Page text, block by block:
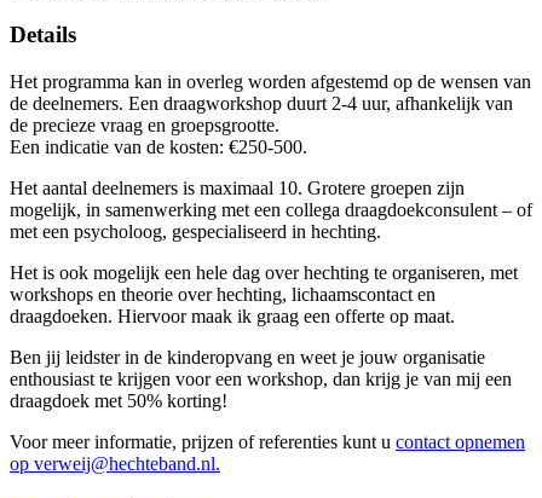
Details
Het programma kan in overleg worden afgestemd op de wensen van
de deelnemers. Een draagworkshop duurt 2-4 uur, afhankelijk van
de precieze vraag en groepsgrootte.
Een indicatie van de kosten: €250-500.
Het aantal deelnemers is maximaal 10. Grotere groepen zijn
mogelijk, in samenwerking met een collega draagdoekconsulent – of
met een psycholoog, gespecialiseerd in hechting.
Het is ook mogelijk een hele dag over hechting te organiseren, met
workshops en theorie over hechting, lichaamscontact en
draagdoeken. Hiervoor maak ik graag een offerte op maat.
Ben jij leidster in de kinderopvang en weet je jouw organisatie
enthousiast te krijgen voor een workshop, dan krijg je van mij een
draagdoek met 50% korting!
Voor meer informatie, prijzen of referenties kunt u contact opnemen
op verweij@hechteband.nl.